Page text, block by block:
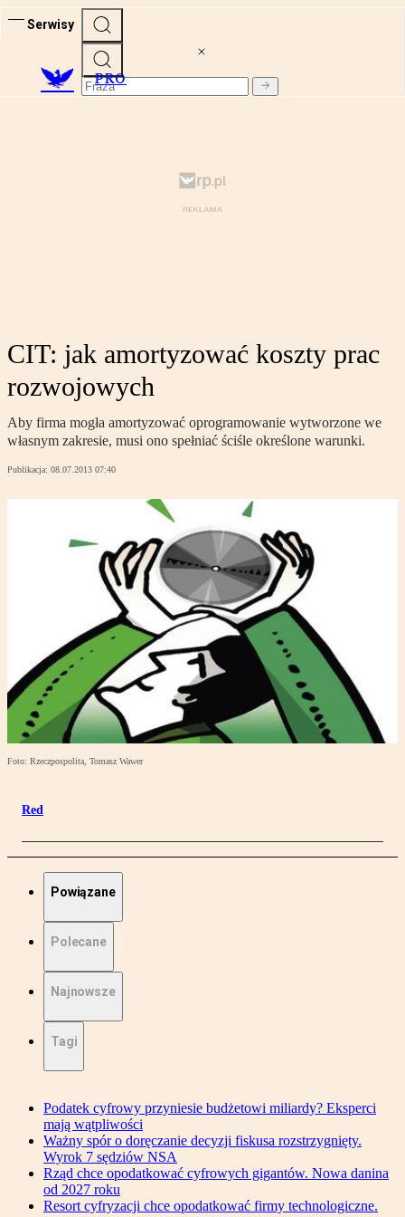
Serwisy
PRO
CIT: jak amortyzować koszty prac
rozwojowych
Aby firma mogła amortyzować oprogramowanie wytworzone we
własnym zakresie, musi ono spełniać ściśle określone warunki.
Publikacja: 08.07.2013 07:40
Foto: Rzeczpospolita, Tomasz Wawer
Red
Powiązane
Polecane
Najnowsze
Tagi
Podatek cyfrowy przyniesie budżetowi miliardy? Eksperci
mają wątpliwości
Ważny spór o doręczanie decyzji fiskusa rozstrzygnięty.
Wyrok 7 sędziów NSA
Rząd chce opodatkować cyfrowych gigantów. Nowa danina
od 2027 roku
Resort cyfryzacji chce opodatkować firmy technologiczne.